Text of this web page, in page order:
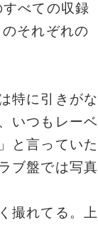
べての収録
それぞれの
特に引きがな
いつもレーベ
と言っていた
ブ盤では写真
撮れてる。上